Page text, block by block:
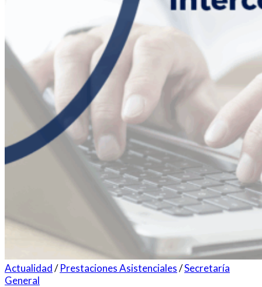
Actualidad/Prestaciones Asistenciales/Secretaría
General